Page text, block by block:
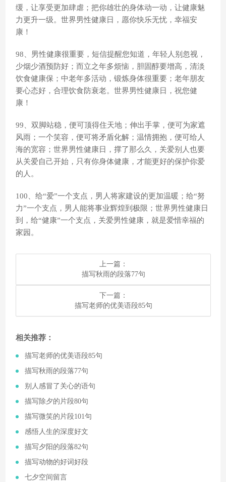
缓，让享受更加肆虐；把你雄壮的身体动一动，让健康魅
力更升一级。世界男性健康日，愿你快乐无忧，幸福安
康！
98、男性健康很重要，短信提醒您知道，年轻人别忽视，
少烟少酒预防好；而立之年多烦恼，胆固醇要增高，清淡
饮食健康保；中老年多活动，锻炼身体很重要；老年朋友
要心态好，合理饮食防衰老。世界男性健康日，祝您健
康！
99、双脚站稳，便可顶得住天地；伸出手掌，便可为家遮
风雨；一个笑容，便可将矛盾化解；温情拥抱，便可给人
海的宽容；世界男性健康日，撑了那么久，关爱别人也要
从关爱自己开始，只有你身体健康，才能更好的保护你爱
的人。
100、给“爱”一个支点，男人将家建设的更加温暖；给“努
力”一个支点，男人能将事业辉煌到极限；世界男性健康日
到，给“健康”一个支点，关爱男性健康，就是爱惜幸福的
家园。
上一篇：
​描写秋雨的段落77句
下一篇：
​描写老师的优美语段85句
相关推荐：
​描写老师的优美语段85句
​描写秋雨的段落77句
​别人感冒了关心的语句
​描写除夕的片段80句
​描写微笑的片段101句
​感悟人生的深度好文
​描写夕阳的段落82句
​描写动物的好词好段
​七夕空间留言